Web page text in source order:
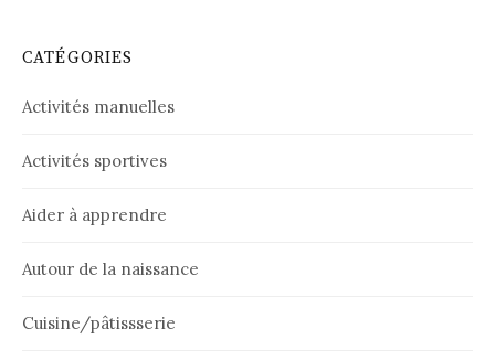
CATÉGORIES
Activités manuelles
Activités sportives
Aider à apprendre
Autour de la naissance
Cuisine/pâtissserie